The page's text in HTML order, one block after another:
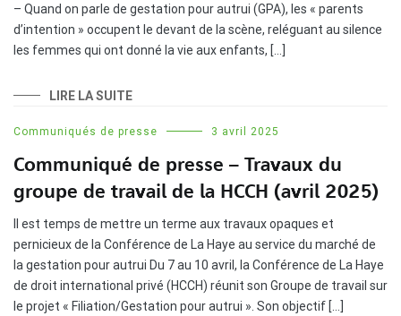
– Quand on parle de gestation pour autrui (GPA), les « parents
d’intention » occupent le devant de la scène, reléguant au silence
les femmes qui ont donné la vie aux enfants, […]
LIRE LA SUITE
Communiqués de presse 3 avril 2025
Communiqué de presse – Travaux du
groupe de travail de la HCCH (avril 2025)
Il est temps de mettre un terme aux travaux opaques et
pernicieux de la Conférence de La Haye au service du marché de
la gestation pour autrui Du 7 au 10 avril, la Conférence de La Haye
de droit international privé (HCCH) réunit son Groupe de travail sur
le projet « Filiation/Gestation pour autrui ». Son objectif […]